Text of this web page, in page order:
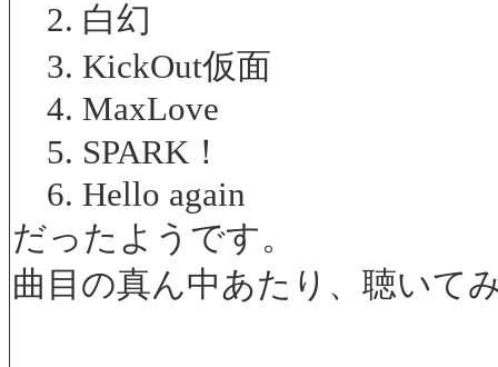
2. 白幻
3. KickOut仮面
4. MaxLove
5. SPARK！
6. Hello again
だったようです。
曲目の真ん中あたり、聴いて